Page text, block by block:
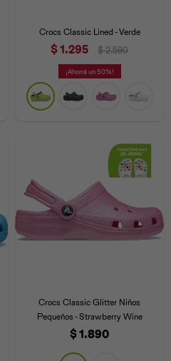
Crocs Classic Lined - Verde
$1.295 $ 2.590
50
Crocs Classic Glitter Niños
Pequeños - Strawberry Wine
$1.890